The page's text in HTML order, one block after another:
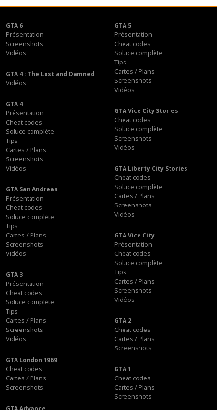
GTA 6
Présentation
Screenshots
Vidéos
GTA 5
Présentation
Cheat codes
Soluce complète
Tips
Cartes / Plans
Screenshots
Vidéos
GTA 4 : The Lost and Damned
Vidéos
GTA 4
Présentation
Cheat codes
Soluce complète
Tips
Cartes / Plans
Screenshots
Vidéos
GTA Vice City Stories
Cheat codes
Soluce complète
Screenshots
Vidéos
GTA Liberty City Stories
Cheat codes
Soluce complète
Cartes / Plans
Screenshots
Vidéos
GTA San Andreas
Présentation
Cheat codes
Soluce complète
Tips
Cartes / Plans
Screenshots
Vidéos
GTA Vice City
Présentation
Cheat codes
Soluce complète
Tips
Cartes / Plans
Screenshots
Vidéos
GTA 3
Présentation
Cheat codes
Soluce complète
Tips
Cartes / Plans
Screenshots
Vidéos
GTA 2
Cheat codes
Cartes / Plans
Screenshots
GTA London 1969
Cheat codes
Cartes / Plans
Screenshots
GTA 1
Cheat codes
Cartes / Plans
Screenshots
GTA Advance